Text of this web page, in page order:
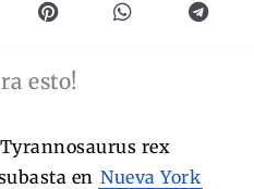
esto!
rex
en Nueva York